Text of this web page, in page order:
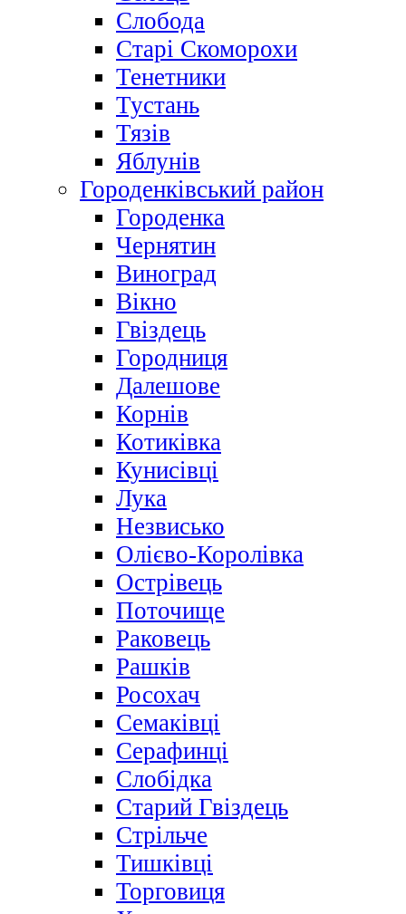
Слобода
Старі Скоморохи
Тенетники
Тустань
Тязів
Яблунів
Городенківський район
Городенка
Чернятин
Виноград
Вікно
Гвіздець
Городниця
Далешове
Корнів
Котиківка
Кунисівці
Лука
Незвисько
Олієво-Королівка
Острівець
Поточище
Раковець
Рашків
Росохач
Семаківці
Серафинці
Слобідка
Старий Гвіздець
Стрільче
Тишківці
Торговиця